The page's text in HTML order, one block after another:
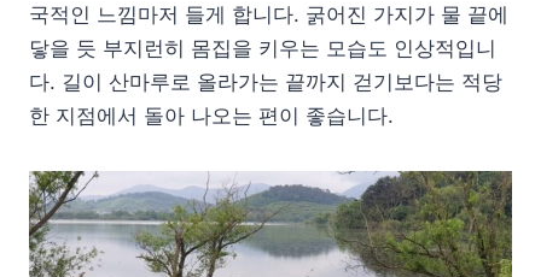
국적인 느낌마저 들게 합니다. 굵어진 가지가 물 끝에
닿을 듯 부지런히 몸집을 키우는 모습도 인상적입니
다. 길이 산마루로 올라가는 끝까지 걷기보다는 적당
한 지점에서 돌아 나오는 편이 좋습니다.